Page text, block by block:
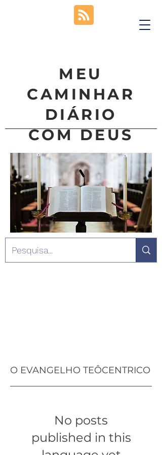
MEU
CAMINHAR
DIÁRIO
COM DEUS
O EVANGELHO TEÔCENTRICO
No posts
published in this